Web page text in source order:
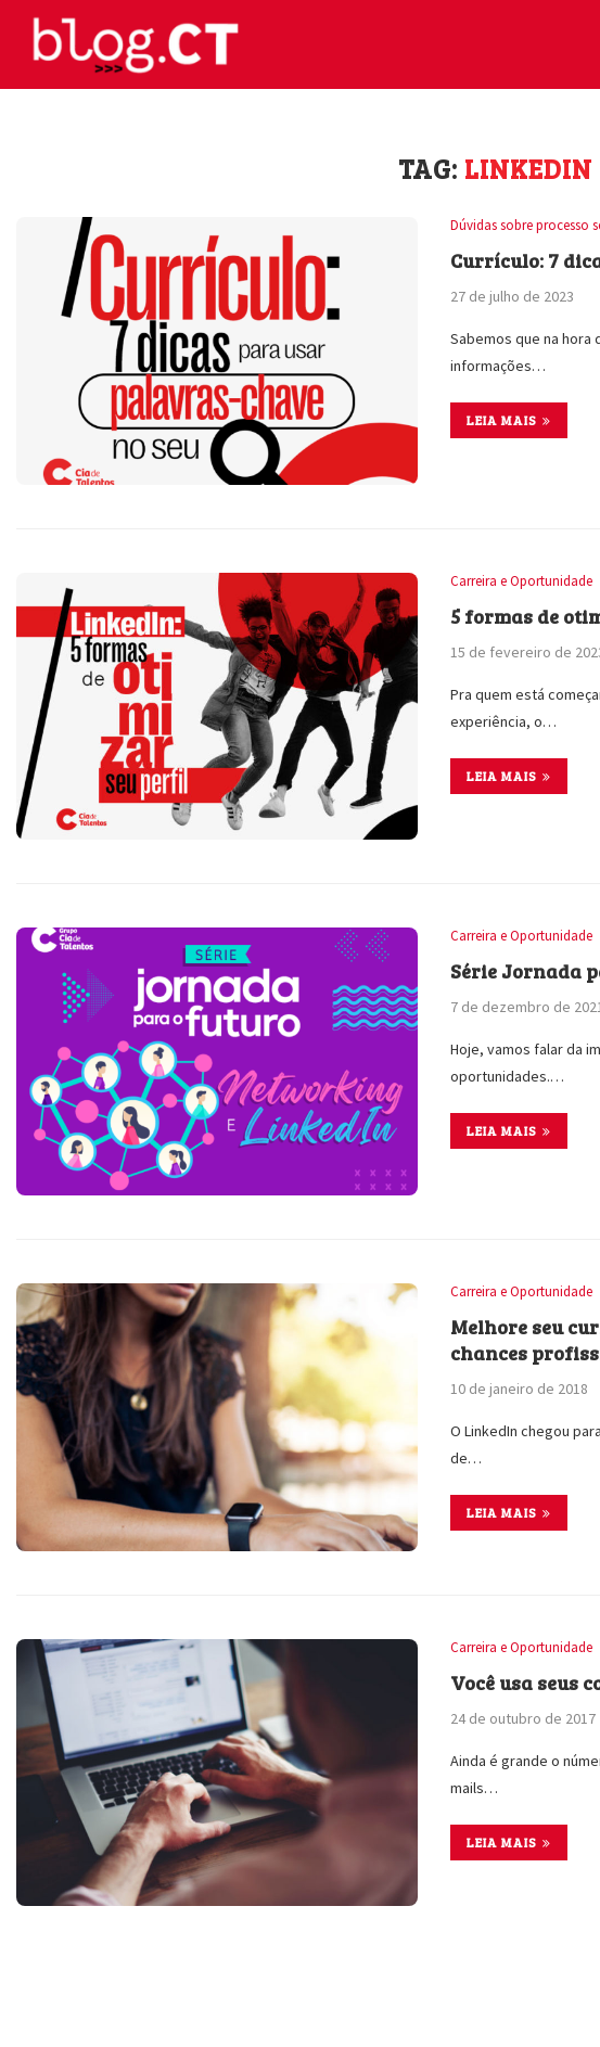
TAG: LINKEDIN
Dúvidas sobre processo
Currículo: 7
27 de julho de 2023
Sabemos que na hora
informações…
LEIA MAIS
Carreira e Oportunidade
5 formas de
15 de fevereiro de
Pra quem está
experiência, o…
LEIA MAIS
Carreira e Oportunidade
Série Jornada
7 de dezembro de
Hoje, vamos falar da
oportunidades.…
LEIA MAIS
Carreira e Oportunidade
Melhore seu
chances
10 de janeiro de 2018
O LinkedIn chegou
de…
LEIA MAIS
Carreira e Oportunidade
Você usa seus
24 de outubro de 2017
Ainda é grande o
mails…
LEIA MAIS